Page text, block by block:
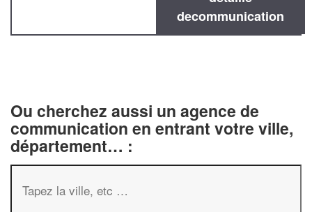
decommunication
Ou cherchez aussi un agence de
communication en entrant votre ville,
département… :